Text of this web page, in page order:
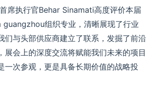
首席执行官Behar Sinamati高度评价本届
guangzhou组织专业 ，清晰展现了行业
们与头部供应商建立了联系 ，发掘了前沿
展会上的深度交流将赋能我们未来的项目
一次参观 ，更是具备长期价值的战略投